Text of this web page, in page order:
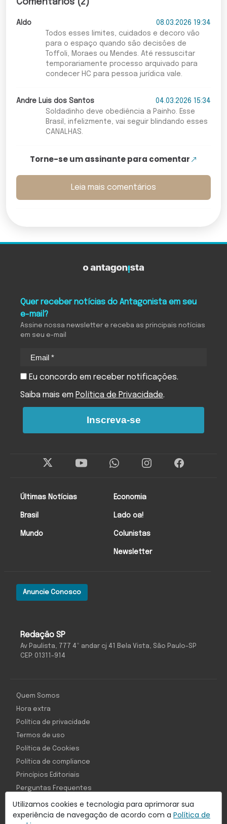
Comentários (2)
Aldo
08.03.2026 19:34
Todos esses limites, cuidados e decoro vão
para o espaço quando são decisões de
Toffoli, Moraes ou Mendes. Até ressuscitar
temporariamente processo arquivado para
condecer HC para pessoa jurídica vale.
Andre Luis dos Santos
04.03.2026 15:34
Soldadinho deve obediência a Painho. Esse
Brasil, infelizmente, vai seguir blindando esses
CANALHAS.
Torne-se um assinante para comentar
Leia mais comentários
Utilizamos cookies e tecnologia para aprimorar sua
experiência de navegação de acordo com a Política de
Redação SP
Av Paulista, 777 4º andar cj 41 Bela Vista, São Paulo-SP
CEP: 01311-914
Anuncie Conosco
Últimas Notícias
Brasil
Mundo
Economia
Lado oa!
Colunistas
Newsletter
Quer receber notícias do Antagonista em seu
e-mail?
Assine nossa newsletter e receba as principais notícias
em seu e-mail
Eu concordo em receber notificações.
Saiba mais em Política de Privacidade.
Inscreva-se
Quem Somos
Hora extra
Política de privacidade
Termos de uso
Política de Cookies
Política de compliance
Princípios Editoriais
Perguntas Frequentes